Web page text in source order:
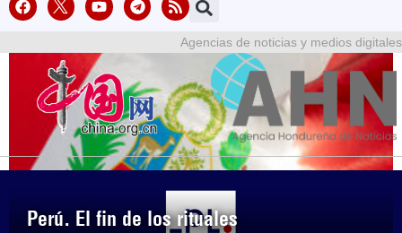
Perú. El fin de los rituales
Agencias de noticias y medios digitales